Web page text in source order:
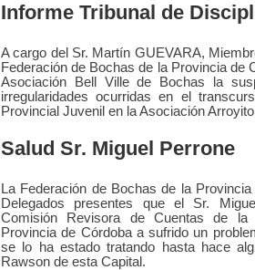
Informe Tribunal de
A cargo del Sr. Martín GUEVARA,
Federación de Bochas de la Provincia de
Asociación Bell Ville de Bochas la
irregularidades ocurridas en el
Provincial Juvenil en la Asociación
Salud Sr. Miguel Perrone
La Federación de Bochas de la
Delegados presentes que el Sr.
Comisión Revisora de Cuentas de
Provincia de Córdoba a sufrido un
se lo ha estado tratando hasta hace
Rawson de esta Capital.